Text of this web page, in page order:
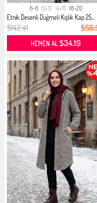
6-8 10-12 14-16 18-20
Etnik Desenli Düğmeli Kışlık Kap 25...
$142.41
HEMEN AL$34.19